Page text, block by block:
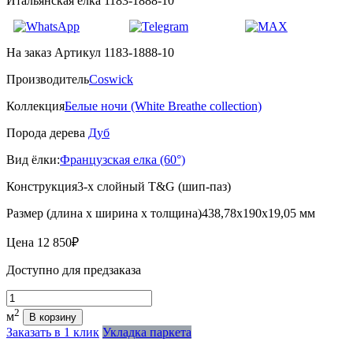
На заказ Артикул 1183-1888-10
ПроизводительCoswick
КоллекцияБелые ночи (White Breathe collection)
Порода дерева Дуб
Вид ёлки:Французская елка (60°)
Конструкция3-х слойный T&G (шип-паз)
Размер (длина х ширина х толщина)438,78х190х19,05 мм
Цена 12 850₽
Доступно для предзаказа
Количество
м2 В корзину
Заказать в 1 клик Укладка паркета